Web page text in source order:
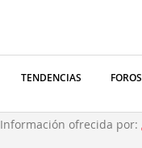
TENDENCIAS FOROS
Información ofrecida por: